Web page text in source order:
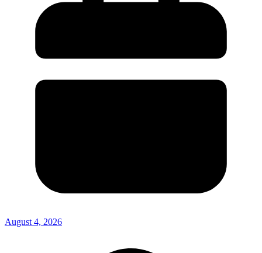
August 4, 2026